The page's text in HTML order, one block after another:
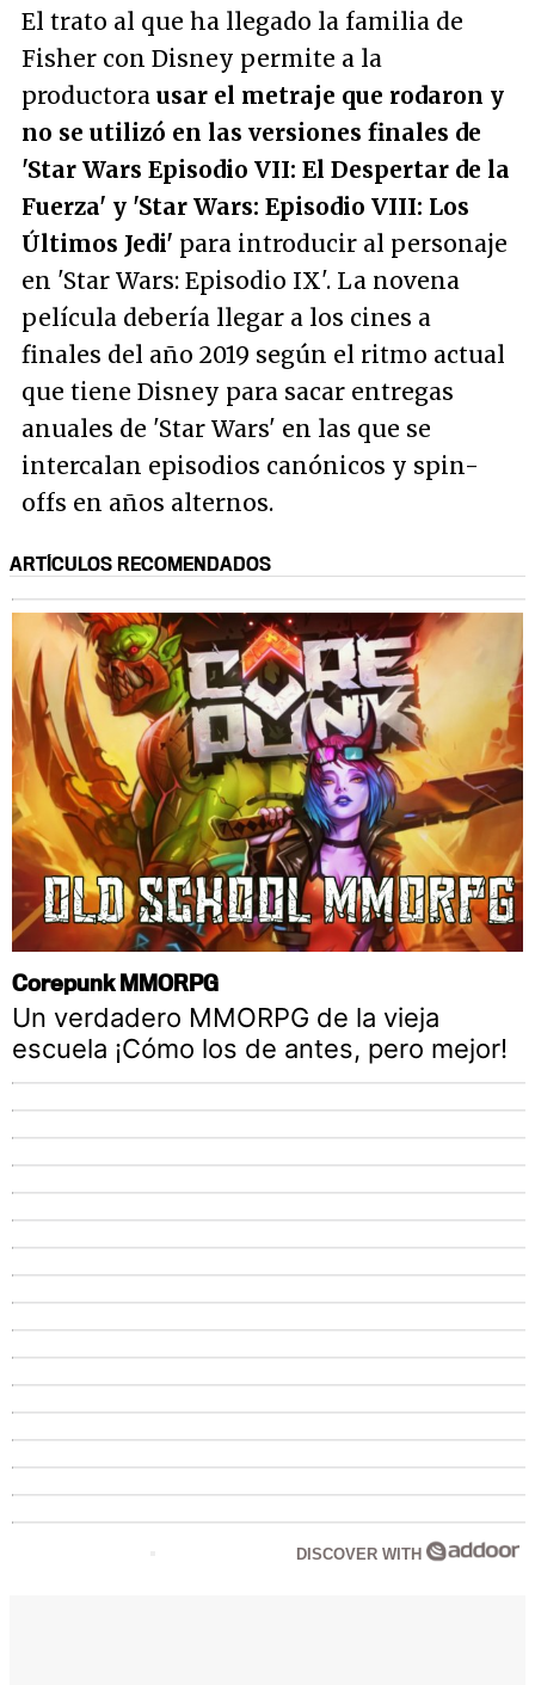
El trato al que ha llegado la familia de
Fisher con Disney permite a la
productora usar el metraje que rodaron y
no se utilizó en las versiones finales de
'Star Wars Episodio VII: El Despertar de la
Fuerza' y 'Star Wars: Episodio VIII: Los
Últimos Jedi' para introducir al personaje
en 'Star Wars: Episodio IX'. La novena
película debería llegar a los cines a
finales del año 2019 según el ritmo actual
que tiene Disney para sacar entregas
anuales de 'Star Wars' en las que se
intercalan episodios canónicos y spin-
offs en años alternos.
ARTÍCULOS RECOMENDADOS
Corepunk MMORPG
Un verdadero MMORPG de la vieja
escuela ¡Cómo los de antes, pero mejor!
DISCOVER WITH